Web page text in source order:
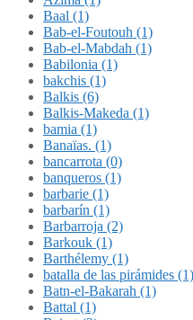
Baal (1)
Bab-el-Foutouh (1)
Bab-el-Mabdah (1)
Babilonia (1)
bakchis (1)
Balkis (6)
Balkis-Makeda (1)
bamia (1)
Banaïas. (1)
bancarrota (0)
banqueros (1)
barbarie (1)
barbarín (1)
Barbarroja (2)
Barkouk (1)
Barthélemy (1)
batalla de las pirámides (1)
Batn-el-Bakarah (1)
Battal (1)